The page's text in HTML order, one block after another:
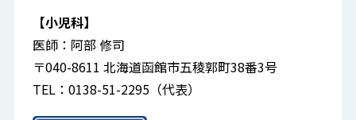
【小児科】
医師：阿部 修司
〒040-8611 北海道函館市五稜郭町38番3号
TEL：0138-51-2295（代表）